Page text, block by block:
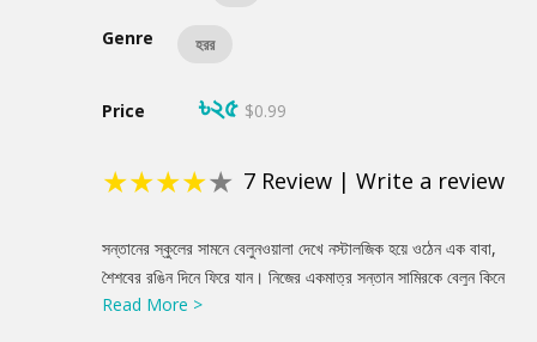
Genre হরর
Price ৳২৫ $0.99
★★★★★ 7 Review | Write a review
Summery
সন্তানের স্কুলের সামনে বেলুনওয়ালা দেখে নস্টালজিক হয়ে ওঠেন এক বাবা,
শৈশবের রঙিন দিনে ফিরে যান। নিজের একমাত্র সন্তান সামিরকে বেলুন কিনে
দিতে নিয়ে যান অদ্ভুতদর্শন সেই বেলুনওয়ালার কাছে। কিন্তু চাইলেই কি সব
Read More >